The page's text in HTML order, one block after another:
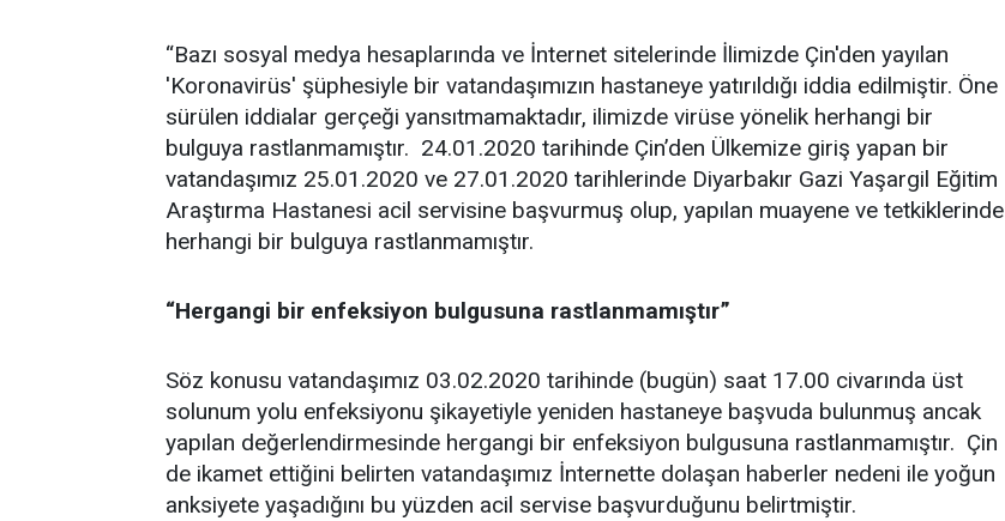
“Bazı sosyal medya hesaplarında ve İnternet sitelerinde İlimizde Çin'den yayılan
'Koronavirüs' şüphesiyle bir vatandaşımızın hastaneye yatırıldığı iddia edilmiştir. Öne
sürülen iddialar gerçeği yansıtmamaktadır, ilimizde virüse yönelik herhangi bir
bulguya rastlanmamıştır. 24.01.2020 tarihinde Çin’den Ülkemize giriş yapan bir
vatandaşımız 25.01.2020 ve 27.01.2020 tarihlerinde Diyarbakır Gazi Yaşargil Eğitim
Araştırma Hastanesi acil servisine başvurmuş olup, yapılan muayene ve tetkiklerinde
herhangi bir bulguya rastlanmamıştır.
“Hergangi bir enfeksiyon bulgusuna rastlanmamıştır”
Söz konusu vatandaşımız 03.02.2020 tarihinde (bugün) saat 17.00 civarında üst
solunum yolu enfeksiyonu şikayetiyle yeniden hastaneye başvuda bulunmuş ancak
yapılan değerlendirmesinde hergangi bir enfeksiyon bulgusuna rastlanmamıştır. Çin
de ikamet ettiğini belirten vatandaşımız İnternette dolaşan haberler nedeni ile yoğun
anksiyete yaşadığını bu yüzden acil servise başvurduğunu belirtmiştir.